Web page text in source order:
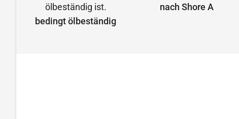
bedingt ölbeständig
nach Shore A